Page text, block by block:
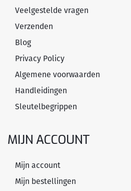
Veelgestelde vragen
Verzenden
Blog
Privacy Policy
Algemene voorwaarden
Handleidingen
Sleutelbegrippen
MIJN ACCOUNT
Mijn account
Mijn bestellingen